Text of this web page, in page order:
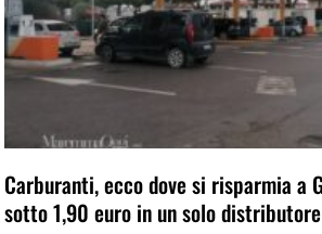
Carburanti, ecco dove si risparmia a
sotto 1,90 euro in un solo distributore